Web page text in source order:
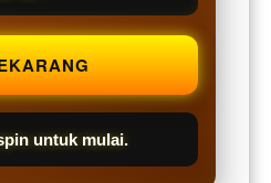
untuk mulai.